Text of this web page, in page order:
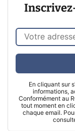
En cliquant sur
informations,
Conformément au
tout moment en
chaque email.